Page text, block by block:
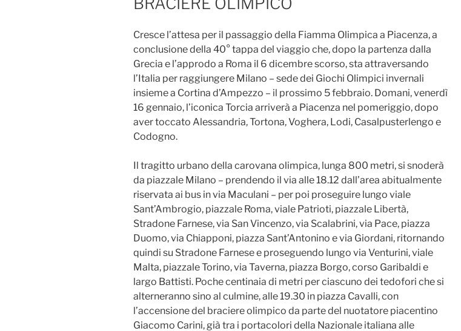
Cresce l’attesa per il passaggio della Fiamma Olimpica a Piacenza, a
conclusione della 40° tappa del viaggio che, dopo la partenza dalla
Grecia e l’approdo a Roma il 6 dicembre scorso, sta attraversando
l’Italia per raggiungere Milano – sede dei Giochi Olimpici invernali
insieme a Cortina d’Ampezzo – il prossimo 5 febbraio. Domani, venerdì
16 gennaio, l’iconica Torcia arriverà a Piacenza nel pomeriggio, dopo
aver toccato Alessandria, Tortona, Voghera, Lodi, Casalpusterlengo e
Codogno.
Il tragitto urbano della carovana olimpica, lunga 800 metri, si snoderà
da piazzale Milano – prendendo il via alle 18.12 dall’area abitualmente
riservata ai bus in via Maculani – per poi proseguire lungo viale
Sant’Ambrogio, piazzale Roma, viale Patrioti, piazzale Libertà,
Stradone Farnese, via San Vincenzo, via Scalabrini, via Pace, piazza
Duomo, via Chiapponi, piazza Sant’Antonino e via Giordani, ritornando
quindi su Stradone Farnese e proseguendo lungo via Venturini, viale
Malta, piazzale Torino, via Taverna, piazza Borgo, corso Garibaldi e
largo Battisti. Poche centinaia di metri per ciascuno dei tedofori che si
alterneranno sino al culmine, alle 19.30 in piazza Cavalli, con
l’accensione del braciere olimpico da parte del nuotatore piacentino
Giacomo Carini, già tra i portacolori della Nazionale italiana alle